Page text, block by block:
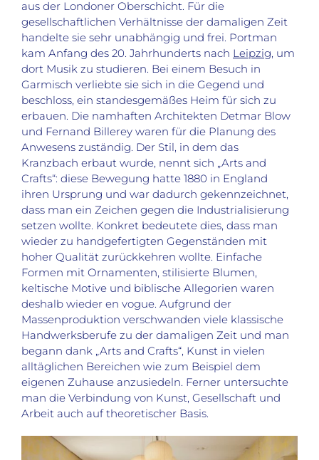
aus der Londoner Oberschicht. Für die
gesellschaftlichen Verhältnisse der damaligen Zeit
handelte sie sehr unabhängig und frei. Portman
kam Anfang des 20. Jahrhunderts nach Leipzig, um
dort Musik zu studieren. Bei einem Besuch in
Garmisch verliebte sie sich in die Gegend und
beschloss, ein standesgemäßes Heim für sich zu
erbauen. Die namhaften Architekten Detmar Blow
und Fernand Billerey waren für die Planung des
Anwesens zuständig. Der Stil, in dem das
Kranzbach erbaut wurde, nennt sich „Arts and
Crafts“: diese Bewegung hatte 1880 in England
ihren Ursprung und war dadurch gekennzeichnet,
dass man ein Zeichen gegen die Industrialisierung
setzen wollte. Konkret bedeutete dies, dass man
wieder zu handgefertigten Gegenständen mit
hoher Qualität zurückkehren wollte. Einfache
Formen mit Ornamenten, stilisierte Blumen,
keltische Motive und biblische Allegorien waren
deshalb wieder en vogue. Aufgrund der
Massenproduktion verschwanden viele klassische
Handwerksberufe zu der damaligen Zeit und man
begann dank „Arts and Crafts“, Kunst in vielen
alltäglichen Bereichen wie zum Beispiel dem
eigenen Zuhause anzusiedeln. Ferner untersuchte
man die Verbindung von Kunst, Gesellschaft und
Arbeit auch auf theoretischer Basis.